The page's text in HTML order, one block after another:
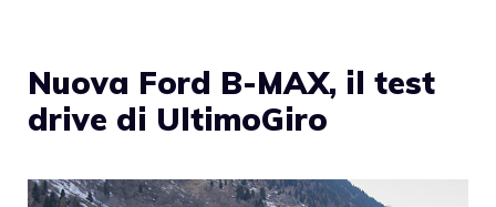
Nuova Ford B-MAX, il test
drive di UltimoGiro